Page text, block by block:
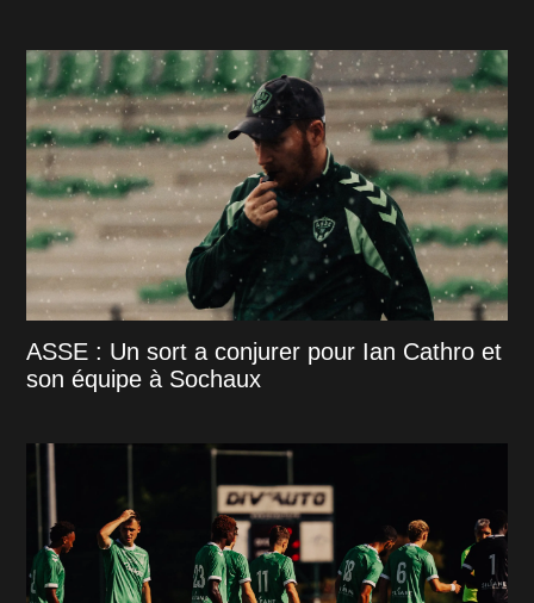
ASSE : Un sort a conjurer pour Ian Cathro et
son équipe à Sochaux